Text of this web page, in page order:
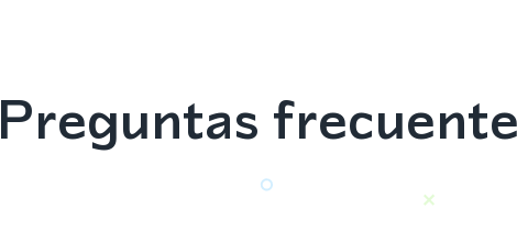
Preguntas